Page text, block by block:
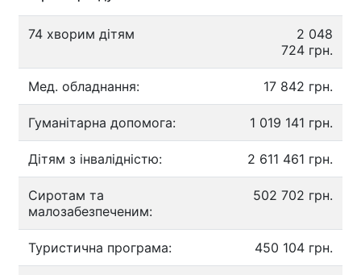
74 хворим дітям
2 048
724 грн.
Мед. обладнання: 17 842 грн.
Гуманітарна допомога: 1 019 141 грн.
Дітям з інвалідністю: 2 611 461 грн.
Сиротам та
малозабезпеченим:
502 702 грн.
Туристична програма: 450 104 грн.